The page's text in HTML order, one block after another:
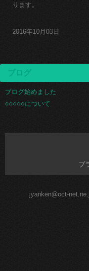
ります。
2016年10月03日
ブログ
ブログ始めました
○○○○○について
プ
jyanken@oct-